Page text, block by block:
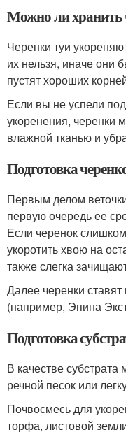
Можно ли хранить
Черенки туи
их нельзя, иначе они
пустят хороших
Если вы не успели
укоренения, черенки
влажной тканью и
Подготовка
Первым делом
первую очередь ее
Если черенок
укоротить хвою на
также слегка
Далее черенки ставят
(например, Эпина
Подготовка
В качестве
речной песок или
Почвосмесь для
торфа, листовой